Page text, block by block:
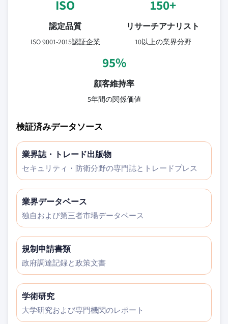
ISO
認定品質
ISO 9001-2015認証企業
150+
リサーチアナリスト
10以上の業界分野
95%
顧客維持率
5年間の関係価値
検証済みデータソース
業界誌・トレード出版物
セキュリティ・防衛分野の専門誌とトレードプレス
業界データベース
独自および第三者市場データベース
規制申請書類
政府調達記録と政策文書
学術研究
大学研究および専門機関のレポート